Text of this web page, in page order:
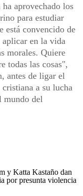
aprovechado los
para estudiar
está convencido de
aplicar en la vida
morales. Quiere
todas las cosas",
antes de ligar el
a su lucha
mundo del
y Katta Kastaño dan
por presunta violencia